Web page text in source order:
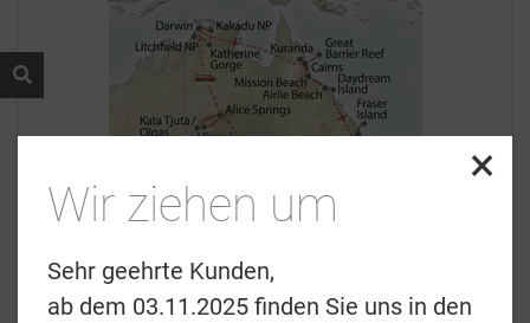
×
Wir ziehen um
Sehr geehrte Kunden,
ab dem 03.11.2025 finden Sie uns in den